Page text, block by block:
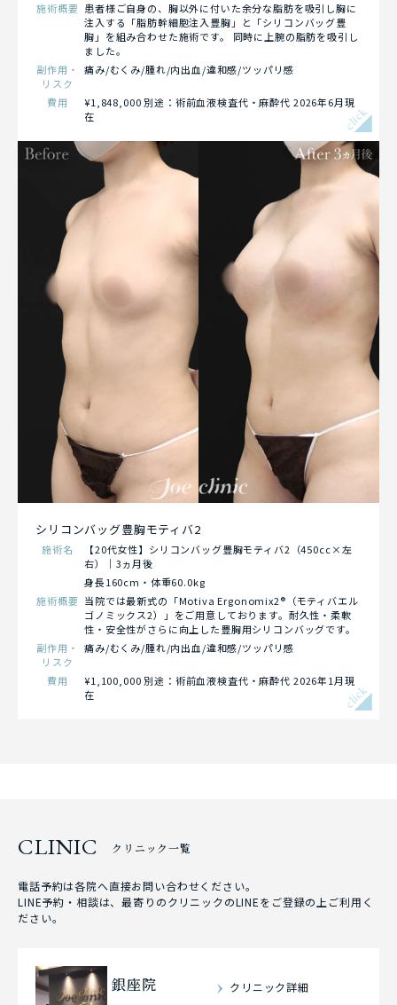
施術概要 患者様ご自身の、胸以外に付いた余分な脂肪を吸引し胸に
注入する「脂肪幹細胞注入豊胸」と「シリコンバッグ豊
胸」を組み合わせた施術です。 同時に上腕の脂肪を吸引し
ました。
副作用・
リスク
痛み/むくみ/腫れ/内出血/違和感/ツッパリ感
費用
¥1,848,000 別途：術前血液検査代・麻酔代 2026年6月現
在
click
シリコンバッグ豊胸モティバ2
施術名
【20代女性】シリコンバッグ豊胸モティバ2（450cc×左
右）｜3ヵ月後
身長160cm・体重60.0kg
施術概要 当院では最新式の「Motiva Ergonomix2®（モティバエル
ゴノミックス2）」をご用意しております。耐久性・柔軟
性・安全性がさらに向上した豊胸用シリコンバッグです。
副作用・
リスク
痛み/むくみ/腫れ/内出血/違和感/ツッパリ感
費用
¥1,100,000 別途：術前血液検査代・麻酔代 2026年1月現
在
click
CLINIC クリニック一覧
電話予約は各院へ直接お問い合わせください。
LINE予約・相談は、最寄りのクリニックのLINEをご登録の上ご利用く
ださい。
銀座院
クリニック詳細